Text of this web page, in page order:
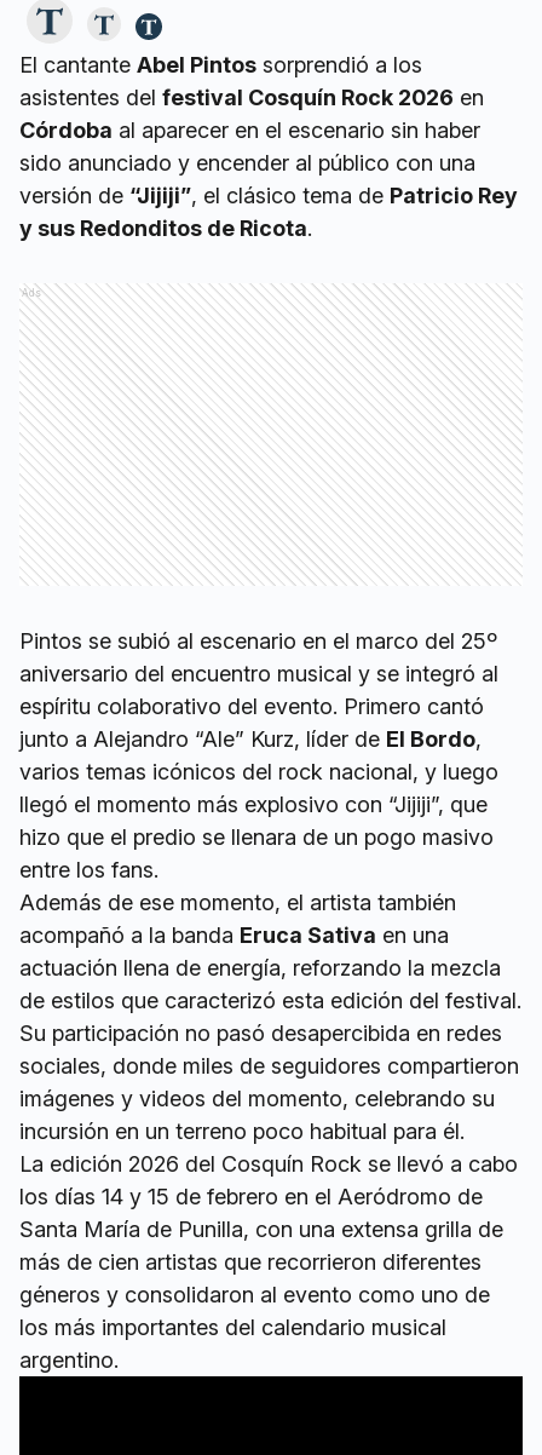
El cantante Abel Pintos sorprendió a los
asistentes del festival Cosquín Rock 2026 en
Córdoba al aparecer en el escenario sin haber
sido anunciado y encender al público con una
versión de “Jijiji”, el clásico tema de Patricio Rey
y sus Redonditos de Ricota.
Ads
Pintos se subió al escenario en el marco del 25º
aniversario del encuentro musical y se integró al
espíritu colaborativo del evento. Primero cantó
junto a Alejandro “Ale” Kurz, líder de El Bordo,
varios temas icónicos del rock nacional, y luego
llegó el momento más explosivo con “Jijiji”, que
hizo que el predio se llenara de un pogo masivo
entre los fans.
Además de ese momento, el artista también
acompañó a la banda Eruca Sativa en una
actuación llena de energía, reforzando la mezcla
de estilos que caracterizó esta edición del festival.
Su participación no pasó desapercibida en redes
sociales, donde miles de seguidores compartieron
imágenes y videos del momento, celebrando su
incursión en un terreno poco habitual para él.
La edición 2026 del Cosquín Rock se llevó a cabo
los días 14 y 15 de febrero en el Aeródromo de
Santa María de Punilla, con una extensa grilla de
más de cien artistas que recorrieron diferentes
géneros y consolidaron al evento como uno de
los más importantes del calendario musical
argentino.